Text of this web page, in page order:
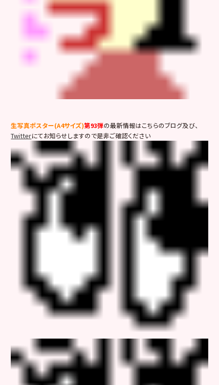
生写真ポスター(A4サイズ)第93弾の最新情報はこちらのブログ及び、
Twitterにてお知らせしますので是非ご確認ください